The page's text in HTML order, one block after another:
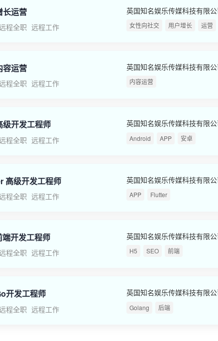
长运营
程全职 远程工作
英国知名娱乐传媒科技有限
女性向社交 用户增长 运营
容运营
程全职 远程工作
英国知名娱乐传媒科技有限
内容运营
级开发工程师
程全职 远程工作
英国知名娱乐传媒科技有限
Android APP 安卓
高级开发工程师
程全职 远程工作
英国知名娱乐传媒科技有限
APP Flutter
开发工程师
程全职 远程工作
英国知名娱乐传媒科技有限
H5 SEO 前端
开发工程师
程全职 远程工作
英国知名娱乐传媒科技有限
Golang 后端